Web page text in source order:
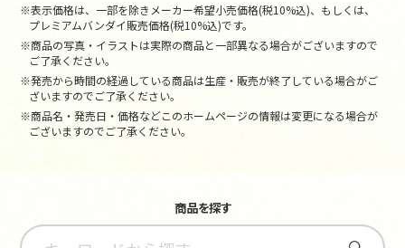
※表示価格は、一部を除きメーカー希望小売価格(税10%込)、もしくは、
プレミアムバンダイ販売価格(税10%込)です。
※商品の写真・イラストは実際の商品と一部異なる場合がございますので
ご了承ください。
※発売から時間の経過している商品は生産・販売が終了している場合がご
ざいますのでご了承ください。
※商品名・発売日・価格などこのホームページの情報は変更になる場合が
ございますのでご了承ください。
商品を探す